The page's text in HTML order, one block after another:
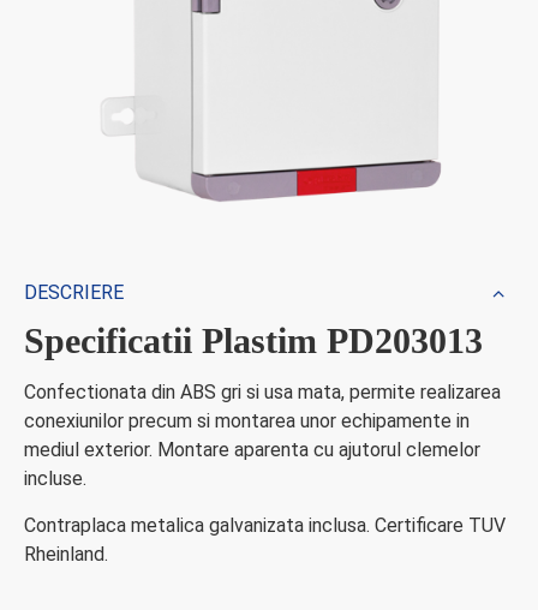
DESCRIERE
Specificatii Plastim PD203013
Confectionata din ABS gri si usa mata, permite realizarea
conexiunilor precum si montarea unor echipamente in
mediul exterior. Montare aparenta cu ajutorul clemelor
incluse.
Contraplaca metalica galvanizata inclusa. Certificare TUV
Rheinland.